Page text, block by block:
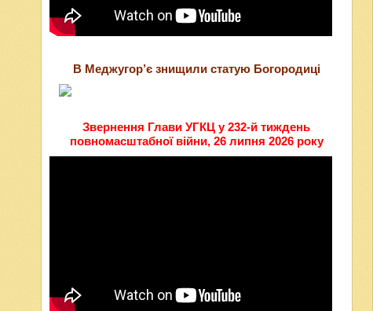
В Меджугор’є знищили статую Богородиці
Звернення Глави УГКЦ у 232-й тиждень
повномасштабної війни, 26 липня 2026 року